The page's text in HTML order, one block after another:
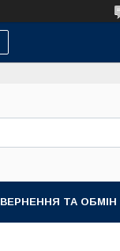
ТА ОБМІН